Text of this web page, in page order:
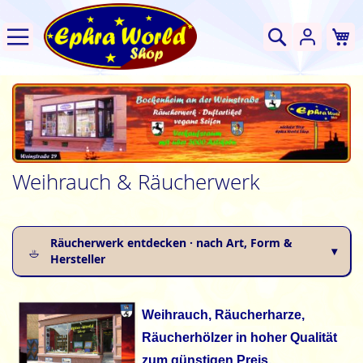
Suche
Weihrauch & Räucherwerk
Räucherwerk entdecken · nach Art, Form &
Hersteller
Weihrauch, Räucherharze,
Räucherhölzer in hoher Qualität